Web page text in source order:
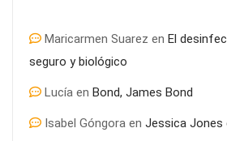
Maricarmen Suarez en El
seguro y biológico
Lucía en Bond, James Bond
Isabel Góngora en Jessica Jones